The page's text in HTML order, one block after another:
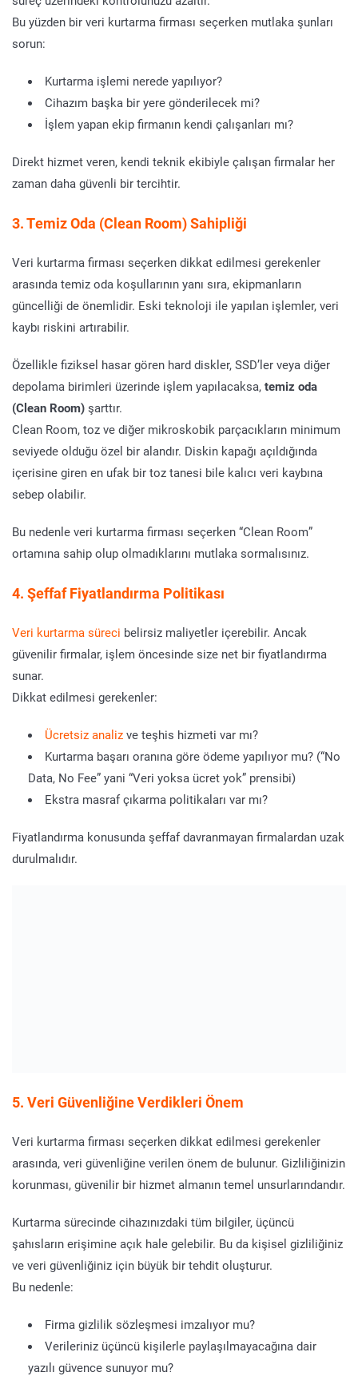
Bu yüzden bir veri kurtarma firması seçerken mutlaka şunları
sorun:
Kurtarma işlemi nerede yapılıyor?
Cihazım başka bir yere gönderilecek mi?
İşlem yapan ekip firmanın kendi çalışanları mı?
Direkt hizmet veren, kendi teknik ekibiyle çalışan firmalar her
zaman daha güvenli bir tercihtir.
3. Temiz Oda (Clean Room) Sahipliği
Veri kurtarma firması seçerken dikkat edilmesi gerekenler
arasında temiz oda koşullarının yanı sıra, ekipmanların
güncelliği de önemlidir. Eski teknoloji ile yapılan işlemler, veri
kaybı riskini artırabilir.
Özellikle fiziksel hasar gören hard diskler, SSD’ler veya diğer
depolama birimleri üzerinde işlem yapılacaksa, temiz oda
(Clean Room) şarttır.
Clean Room, toz ve diğer mikroskobik parçacıkların minimum
seviyede olduğu özel bir alandır. Diskin kapağı açıldığında
içerisine giren en ufak bir toz tanesi bile kalıcı veri kaybına
sebep olabilir.
Bu nedenle veri kurtarma firması seçerken “Clean Room”
ortamına sahip olup olmadıklarını mutlaka sormalısınız.
4. Şeffaf Fiyatlandırma Politikası
Veri kurtarma süreci belirsiz maliyetler içerebilir. Ancak
güvenilir firmalar, işlem öncesinde size net bir fiyatlandırma
sunar.
Dikkat edilmesi gerekenler:
Ücretsiz analiz ve teşhis hizmeti var mı?
Kurtarma başarı oranına göre ödeme yapılıyor mu? (“No
Data, No Fee” yani “Veri yoksa ücret yok” prensibi)
Ekstra masraf çıkarma politikaları var mı?
Fiyatlandırma konusunda şeffaf davranmayan firmalardan uzak
durulmalıdır.
5. Veri Güvenliğine Verdikleri Önem
Veri kurtarma firması seçerken dikkat edilmesi gerekenler
arasında, veri güvenliğine verilen önem de bulunur. Gizliliğinizin
korunması, güvenilir bir hizmet almanın temel unsurlarındandır.
Kurtarma sürecinde cihazınızdaki tüm bilgiler, üçüncü
şahısların erişimine açık hale gelebilir. Bu da kişisel gizliliğiniz
ve veri güvenliğiniz için büyük bir tehdit oluşturur.
Bu nedenle:
Firma gizlilik sözleşmesi imzalıyor mu?
Verileriniz üçüncü kişilerle paylaşılmayacağına dair
yazılı güvence sunuyor mu?